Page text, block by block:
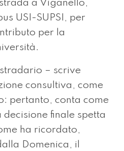
a Viganello,
USI-SUPSI, per
per la
– scrive
consultiva, come
pertanto, conta come
finale spetta
ha ricordato,
Domenica, il